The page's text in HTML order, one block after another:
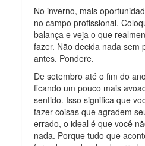
No inverno, mais
no campo profissional.
balança e veja o que
fazer. Não decida nada sem
antes. Pondere.
De setembro até o fim do
ficando um pouco mais
sentido. Isso significa que
fazer coisas que agradem
errado, o ideal é que você
nada. Porque tudo que